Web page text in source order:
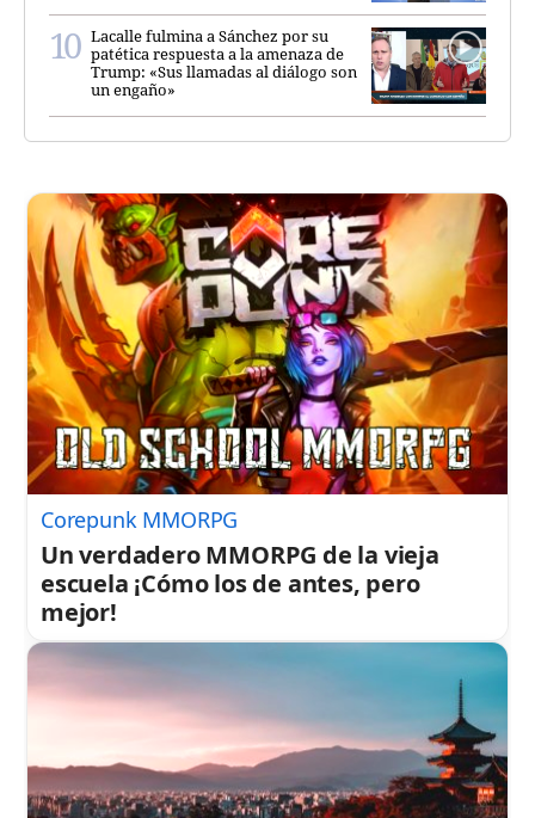
Lacalle fulmina a Sánchez por su
patética respuesta a la amenaza de
Trump: «Sus llamadas al diálogo son
un engaño»
Corepunk MMORPG
Un verdadero MMORPG de la vieja
escuela ¡Cómo los de antes, pero
mejor!